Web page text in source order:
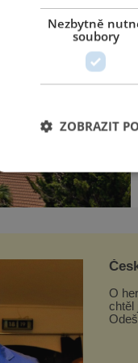
O
chtěl
Nezbytně
soubory
ZOBRAZIT